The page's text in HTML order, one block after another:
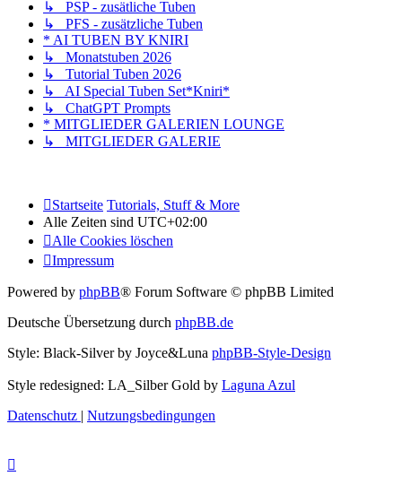
↳ PSP - zusätliche Tuben
↳ PFS - zusätzliche Tuben
* AI TUBEN BY KNIRI
↳ Monatstuben 2026
↳ Tutorial Tuben 2026
↳ AI Special Tuben Set*Kniri*
↳ ChatGPT Prompts
* MITGLIEDER GALERIEN LOUNGE
↳ MITGLIEDER GALERIE
Startseite Tutorials, Stuff & More
Alle Zeiten sind UTC+02:00
Alle Cookies löschen
Impressum
Powered by phpBB® Forum Software © phpBB Limited
Deutsche Übersetzung durch phpBB.de
Style: Black-Silver by Joyce&Luna phpBB-Style-Design
Style redesigned: LA_Silber Gold by Laguna Azul
Datenschutz | Nutzungsbedingungen